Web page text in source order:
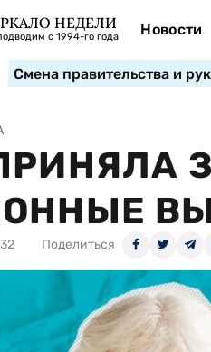
НЕДЕЛИ
с 1994-го года Новости
Смена правительства и
Поделиться